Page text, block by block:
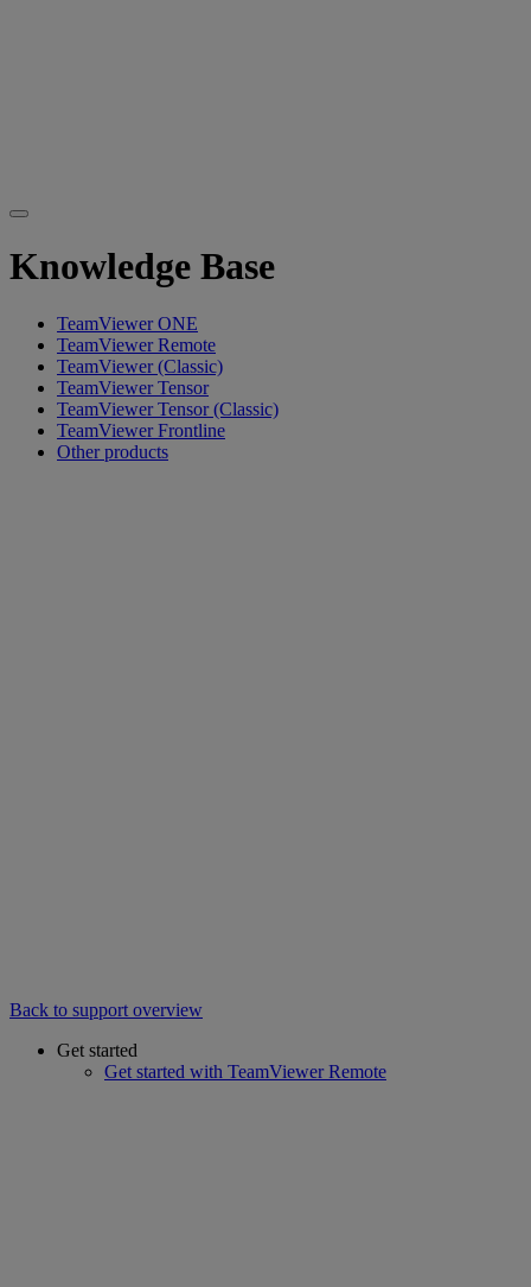
Knowledge Base
TeamViewer ONE
TeamViewer Remote
TeamViewer (Classic)
TeamViewer Tensor
TeamViewer Tensor (Classic)
TeamViewer Frontline
Other products
Back to support overview
Get started
Get started with TeamViewer Remote